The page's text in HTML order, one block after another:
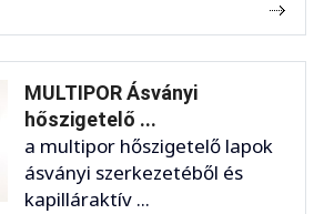
MULTIPOR Ásványi
hőszigetelő ...
a multipor hőszigetelő lapok
ásványi szerkezetéből és
kapilláraktív ...